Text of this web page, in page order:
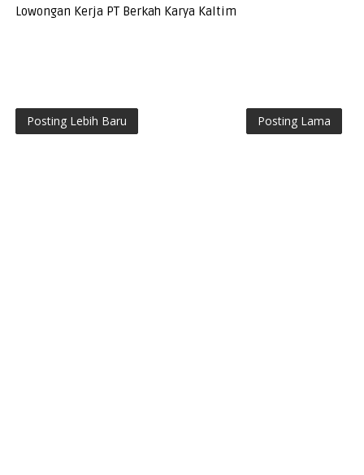
Lowongan Kerja PT Berkah Karya Kaltim
Posting Lebih Baru Posting Lama